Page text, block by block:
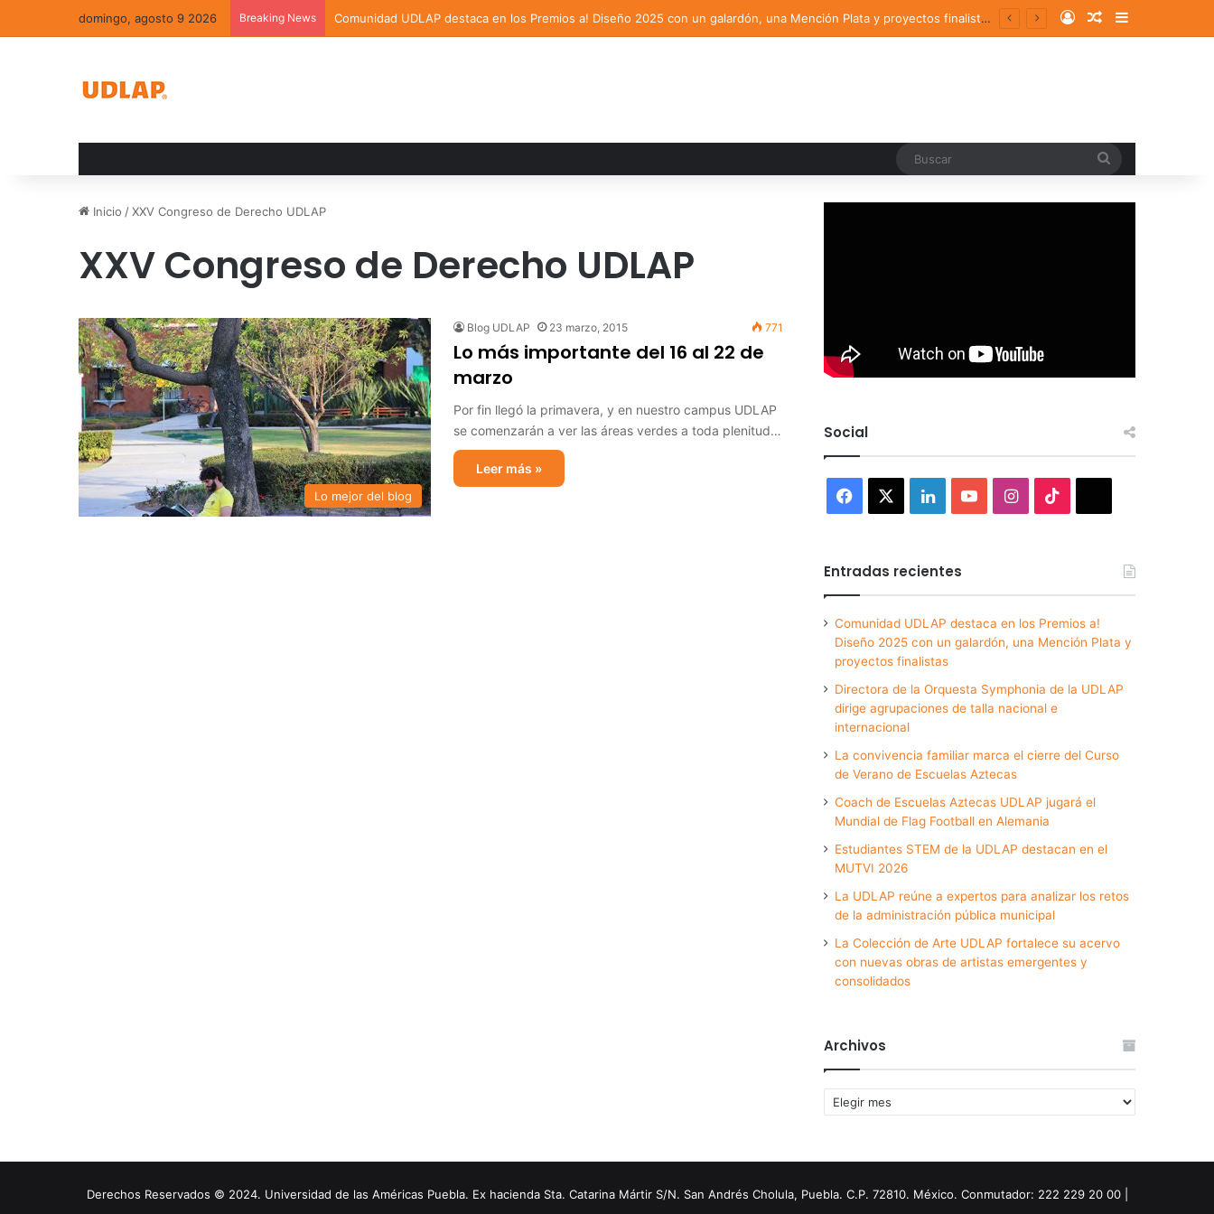
domingo, agosto 9 2026 Breaking News Comunidad UDLAP destaca en los Premios a! Diseño 2025 con un galardón, una Mención Plata y proyectos finalistas Log InRandom Article
Sidebar
Inicio /XXV Congreso de Derecho UDLAP
XXV Congreso de Derecho UDLAP
Lo mejor del blog
Blog UDLAP 23 marzo, 2015 771
Lo más importante del 16 al 22 de
marzo
Por fin llegó la primavera, y en nuestro campus UDLAP
se comenzarán a ver las áreas verdes a toda plenitud…
Leer más »
Social
Facebook LinkedInYouTubeInstagram
Entradas recientes
Comunidad UDLAP destaca en los Premios a!
Diseño 2025 con un galardón, una Mención Plata y
proyectos finalistas
Directora de la Orquesta Symphonia de la UDLAP
dirige agrupaciones de talla nacional e
internacional
La convivencia familiar marca el cierre del Curso
de Verano de Escuelas Aztecas
Coach de Escuelas Aztecas UDLAP jugará el
Mundial de Flag Football en Alemania
Estudiantes STEM de la UDLAP destacan en el
MUTVI 2026
La UDLAP reúne a expertos para analizar los retos
de la administración pública municipal
La Colección de Arte UDLAP fortalece su acervo
con nuevas obras de artistas emergentes y
consolidados
Archivos
Archivos
Derechos Reservados © 2024. Universidad de las Américas Puebla. Ex hacienda Sta. Catarina Mártir S/N. San Andrés Cholula, Puebla. C.P. 72810. México. Conmutador: 222 229 20 00 |